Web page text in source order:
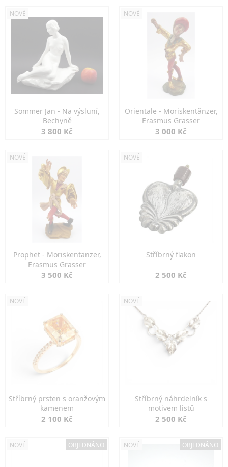
NOVÉ
Sommer Jan - Na výsluní,
Bechyně
3 800 Kč
NOVÉ
Orientale - Moriskentänzer,
Erasmus Grasser
3 000 Kč
NOVÉ
Prophet - Moriskentänzer,
Erasmus Grasser
3 500 Kč
NOVÉ
Stříbrný flakon
2 500 Kč
NOVÉ
Stříbrný prsten s oranžovým
kamenem
2 100 Kč
NOVÉ
Stříbrný náhrdelník s
motivem listů
2 500 Kč
NOVÉ OBJEDNÁNO NOVÉ OBJEDNÁNO